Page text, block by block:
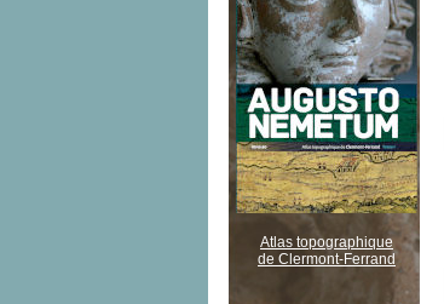
Atlas topographique
de Clermont-Ferrand